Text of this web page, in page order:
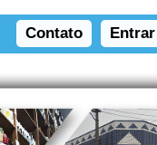
Contato Entrar